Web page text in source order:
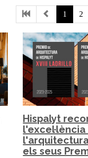
1
2
Hispalyt
l'excel·lència
els seus